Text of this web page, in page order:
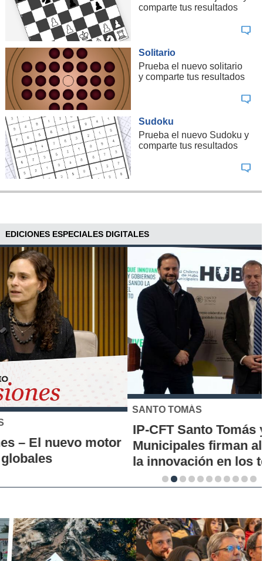
comparte tus resultados
Solitario
Prueba el nuevo solitario
y comparte tus resultados
Sudoku
Prueba el nuevo Sudoku y
comparte tus resultados
EDICIONES ESPECIALES DIGITALES
SANTO TOMÁS
IP-CFT Santo Tomás y Red de Hubs
Municipales firman alianza para impulsar
la innovación en los territorios